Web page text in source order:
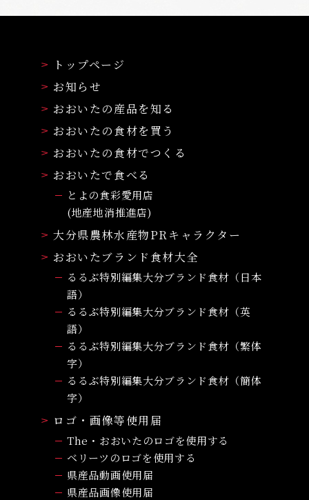
トップページ
お知らせ
おおいたの産品を知る
おおいたの食材を買う
おおいたの食材でつくる
おおいたで食べる
とよの食彩愛用店
(地産地消推進店)
大分県農林水産物PRキャラクター
おおいたブランド食材大全
るるぶ特別編集大分ブランド食材（日本
語）
るるぶ特別編集大分ブランド食材（英
語）
るるぶ特別編集大分ブランド食材（繁体
字）
るるぶ特別編集大分ブランド食材（簡体
字）
ロゴ・画像等使用届
The・おおいたのロゴを使用する
ベリーツのロゴを使用する
県産品動画使用届
県産品画像使用届